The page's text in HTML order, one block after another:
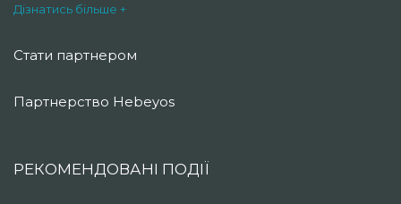
Дізнатись більше +
Стати партнером
Партнерство Hebeyos
РЕКОМЕНДОВАНІ ПОДІЇ